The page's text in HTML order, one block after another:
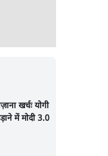
झारखंड में छात्र
खर्चः योगी
में मोदी 3.0